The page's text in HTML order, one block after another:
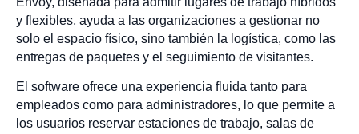
y flexibles, ayuda a las organizaciones a gestionar no
solo el espacio físico, sino también la logística, como las
entregas de paquetes y el seguimiento de visitantes.
El software ofrece una experiencia fluida tanto para
empleados como para administradores, lo que permite a
los usuarios reservar estaciones de trabajo, salas de